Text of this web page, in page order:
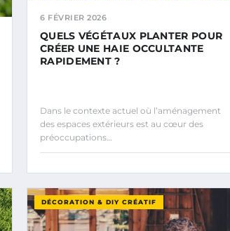
6 FÉVRIER 2026
QUELS VÉGÉTAUX PLANTER POUR
CRÉER UNE HAIE OCCULTANTE
RAPIDEMENT ?
Dans le contexte actuel où l’aménagement
des espaces extérieurs est au cœur des
préoccupations…
DÉCORATION & DIY CRÉATIF